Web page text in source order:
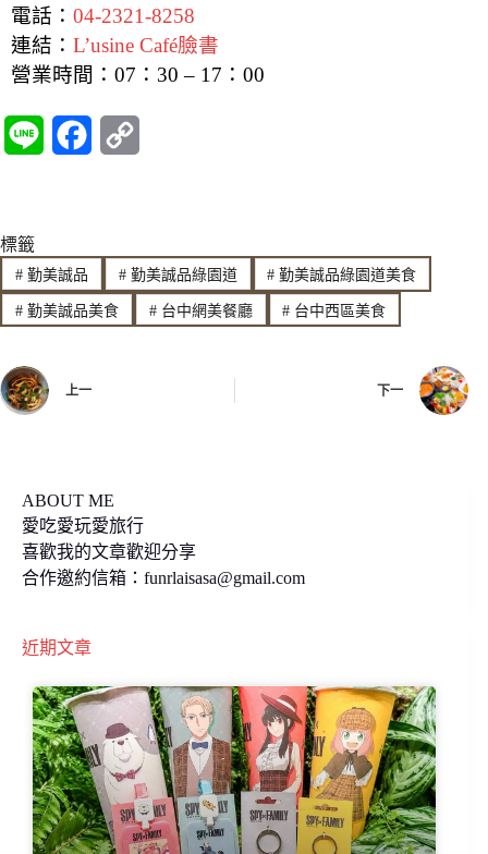
電話： 04-2321-8258
連結： L’usine Café臉書
營業時間：07：30 – 17：00
e e
b
o
y
L
i
標籤
#勤美誠品 #勤美誠品綠園道 # 勤美誠品綠園道美食
#勤美誠品美食 #台中網美餐廳 # 台中西區美食
上一 下一
ABOUT ME
愛吃愛玩愛旅行
喜歡我的文章歡迎分享
合作邀約信箱： funrlaisasa@gmail.com
近期文章